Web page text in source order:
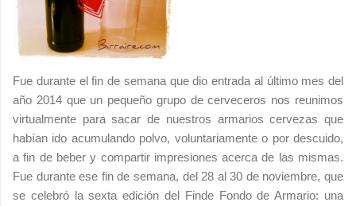
Fue durante el fin de semana que dio entrada al último mes del
año 2014 que un pequeño grupo de cerveceros nos reunimos
virtualmente para sacar de nuestros armarios cervezas que
habían ido acumulando polvo, voluntariamente o por descuido,
a fin de beber y compartir impresiones acerca de las mismas.
Fue durante ese fin de semana, del 28 al 30 de noviembre, que
se celebró la sexta edición del Finde Fondo de Armario: una